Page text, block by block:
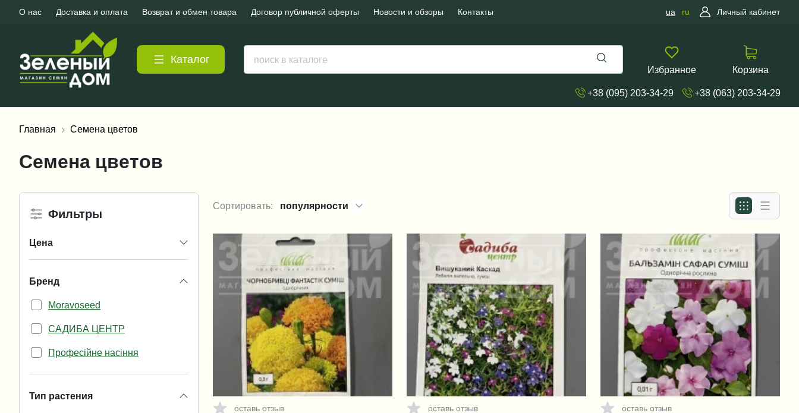
О нас Доставка и оплата Возврат и обмен товара Договор публичной оферты Новости и обзоры Контакты ua ru Личный кабинет
Каталог
Избранное Корзина
+38 (095) 203-34-29 +38 (063) 203-34-29
Главная Семена цветов
Семена цветов
Фильтры
Цена
Бренд
Moravoseed
САДИБА ЦЕНТР
Професійне насіння
Тип растения
Сортировать: популярности
оставь отзыв оставь отзыв оставь отзыв